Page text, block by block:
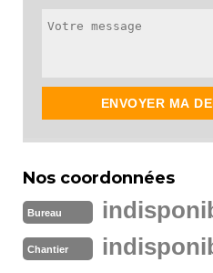
Nos coordonnées
Bureau
Chantier